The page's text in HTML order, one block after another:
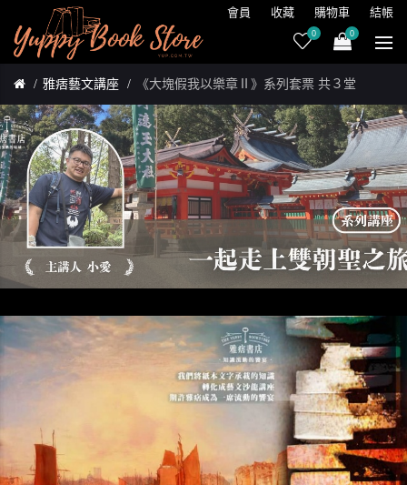
會員 收藏 購物車 結帳
0 0
雅痞藝文講座 《大塊假我以樂章Ⅱ》系列套票 共３堂